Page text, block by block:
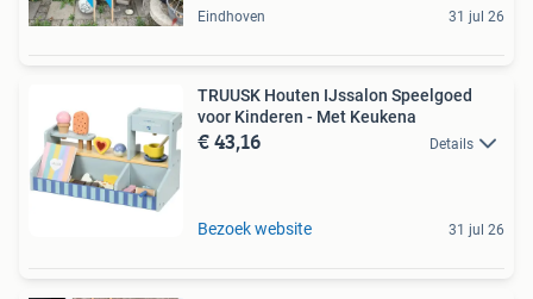
Eindhoven 31 jul 26
TRUUSK Houten IJssalon Speelgoed
voor Kinderen - Met Keukena
€ 43,16 Details
Bezoek website 31 jul 26